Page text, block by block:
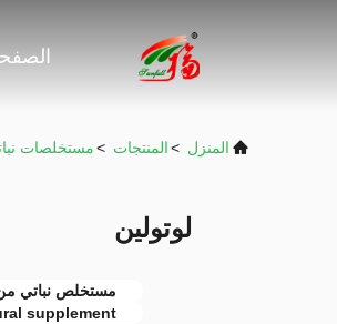
المنزل >المنتجات >مستخلصات
لوتولين
مستخلص نباتي من
supplement